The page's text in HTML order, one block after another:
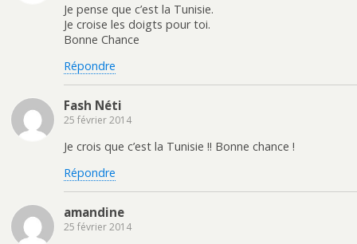
Je pense que c’est la Tunisie.
Je croise les doigts pour toi.
Bonne Chance
Répondre
Fash Néti
25 février 2014
Je crois que c’est la Tunisie !! Bonne chance !
Répondre
amandine
25 février 2014